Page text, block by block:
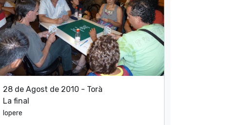
28 de Agost de 2010 - Torà
La final
lopere